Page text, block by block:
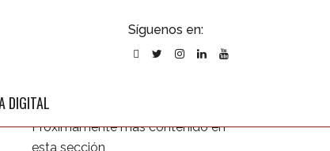
Síguenos en:
DIGITAL
Próximamente más contenido en
esta sección